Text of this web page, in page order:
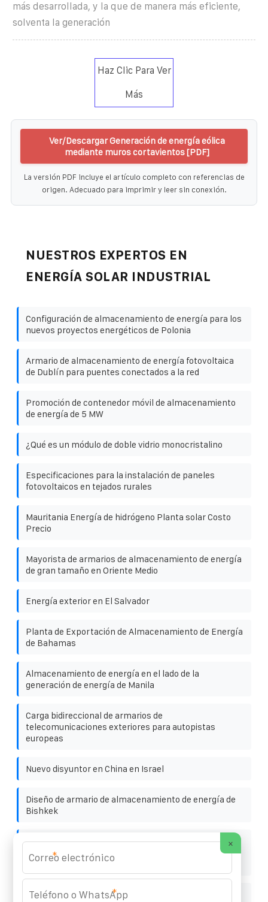
más desarrollada, y la que de manera más eficiente,
solventa la generación
Haz Clic Para Ver
Más
Ver/Descargar Generación de energía eólica
mediante muros cortavientos [PDF]
La versión PDF incluye el artículo completo con referencias de
origen. Adecuado para imprimir y leer sin conexión.
NUESTROS EXPERTOS EN
ENERGÍA SOLAR INDUSTRIAL
Configuración de almacenamiento de energía para los
nuevos proyectos energéticos de Polonia
Armario de almacenamiento de energía fotovoltaica
de Dublín para puentes conectados a la red
Promoción de contenedor móvil de almacenamiento
de energía de 5 MW
¿Qué es un módulo de doble vidrio monocristalino
Especificaciones para la instalación de paneles
fotovoltaicos en tejados rurales
Mauritania Energía de hidrógeno Planta solar Costo
Precio
Mayorista de armarios de almacenamiento de energía
de gran tamaño en Oriente Medio
Energía exterior en El Salvador
Planta de Exportación de Almacenamiento de Energía
de Bahamas
Almacenamiento de energía en el lado de la
generación de energía de Manila
Carga bidireccional de armarios de
telecomunicaciones exteriores para autopistas
europeas
Nuevo disyuntor en China en Israel
Diseño de armario de almacenamiento de energía de
Bishkek
Batería de alimentación para estación de intercambio
de baterías que utiliza Vietnam Communications de
100 kWh
Conjunto de gabinete de batería solar para estación
×
*
*